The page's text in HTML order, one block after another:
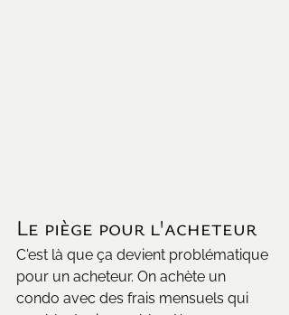
Le piège pour l'acheteur
C'est là que ça devient problématique
pour un acheteur. On achète un
condo avec des frais mensuels qui